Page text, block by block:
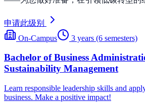
申请此级别
On-Campus
3 years (6 semesters)
Bachelor of Business
Sustainability Management
Learn responsible leadership skills and
business. Make a positive impact!